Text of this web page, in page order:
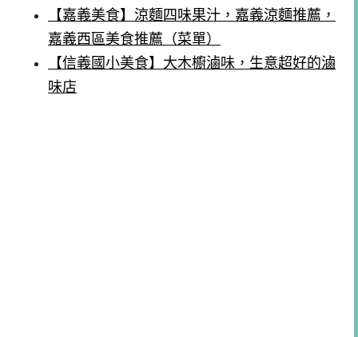
【嘉義美食】涼麵四味果汁，嘉義涼麵推薦，
嘉義西區美食推薦（菜單）
【信義國小美食】大木櫥滷味，生意超好的滷
味店